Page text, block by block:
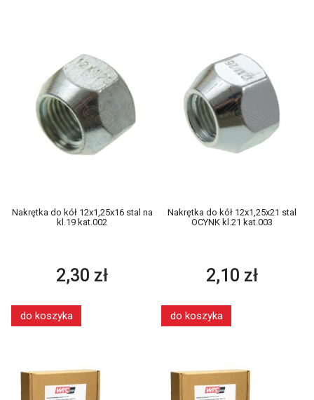
Nakrętka do kół 12x1,25x16 stal na
kl.19 kat.002
2,30 zł
do koszyka
Nakrętka do kół 12x1,25x21 stal
OCYNK kl.21 kat.003
2,10 zł
do koszyka